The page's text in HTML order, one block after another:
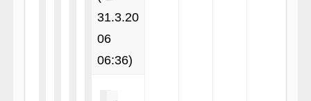
31.3.20
06
06:36)